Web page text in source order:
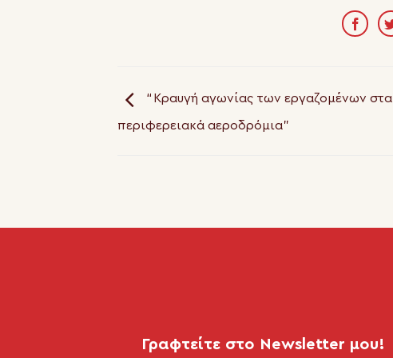
“Κραυγή αγωνίας των εργαζομένων στα
περιφερειακά αεροδρόμια”
Γραφτείτε στο Newsletter μου!